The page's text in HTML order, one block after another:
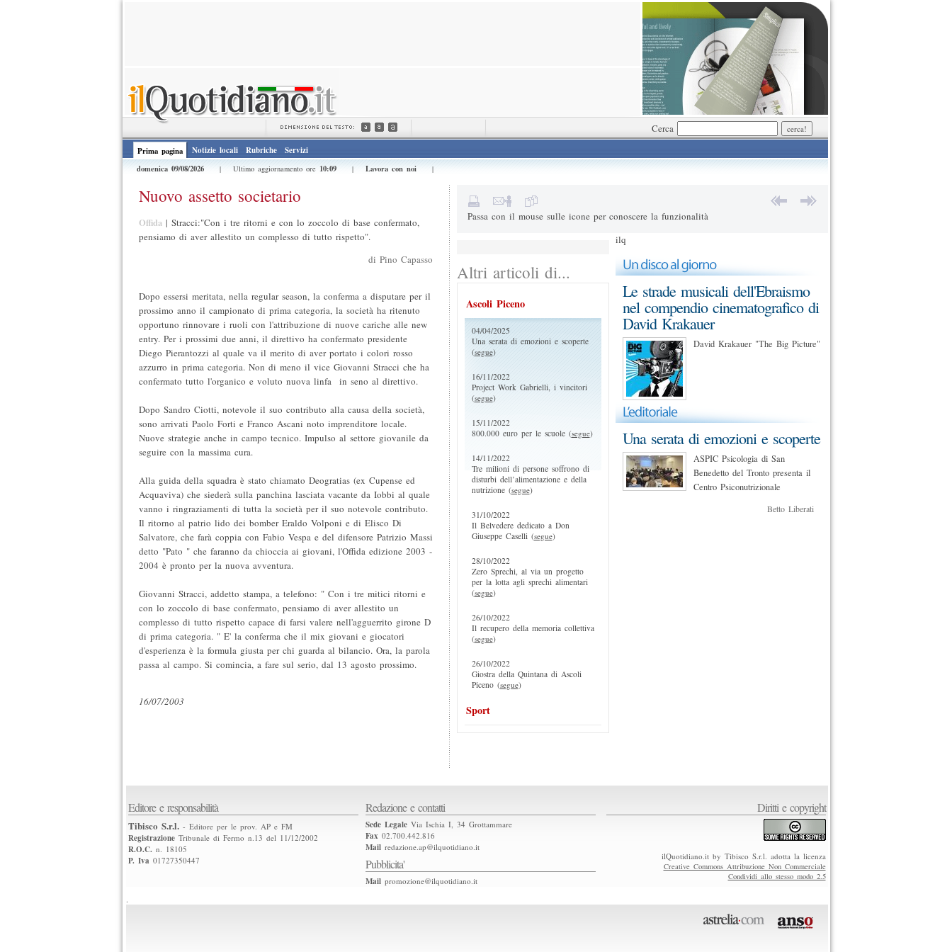
Cerca
Prima pagina Notizie locali Rubriche
Servizi
domenica 09/08/2026
| Ultimo aggiornamento ore 10:09| Lavora con noi|
Nuovo assetto societario
Offida| Stracci:"Con i tre ritorni e con lo zoccolo di base confermato,
pensiamo di aver allestito un complesso di tutto rispetto".
di Pino Capasso
Dopo essersi meritata, nella regular season, la conferma a disputare per il
prossimo anno il campionato di prima categoria, la società ha ritenuto
opportuno rinnovare i ruoli con l'attribuzione di nuove cariche alle new
entry. Per i prossimi due anni, il direttivo ha confermato presidente
Diego Pierantozzi al quale va il merito di aver portato i colori rosso
azzurro in prima categoria. Non di meno il vice Giovanni Stracci che ha
confermato tutto l'organico e voluto nuova linfa in seno al direttivo.
Dopo Sandro Ciotti, notevole il suo contributo alla causa della società,
sono arrivati Paolo Forti e Franco Ascani noto imprenditore locale.
Nuove strategie anche in campo tecnico. Impulso al settore giovanile da
seguire con la massima cura.
Alla guida della squadra è stato chiamato Deogratias (ex Cupense ed
Acquaviva) che siederà sulla panchina lasciata vacante da Iobbi al quale
vanno i ringraziamenti di tutta la società per il suo notevole contributo.
Il ritorno al patrio lido dei bomber Eraldo Volponi e di Elisco Di
Salvatore, che farà coppia con Fabio Vespa e del difensore Patrizio Massi
detto "Pato " che faranno da chioccia ai giovani, l'Offida edizione 2003 -
2004 è pronto per la nuova avventura.
Giovanni Stracci, addetto stampa, a telefono: " Con i tre mitici ritorni e
con lo zoccolo di base confermato, pensiamo di aver allestito un
complesso di tutto rispetto capace di farsi valere nell'agguerrito girone D
di prima categoria. " E' la conferma che il mix giovani e giocatori
d'esperienza è la formula giusta per chi guarda al bilancio. Ora, la parola
passa al campo. Si comincia, a fare sul serio, dal 13 agosto prossimo.
16/07/2003
Passa con il mouse sulle icone per conoscere la funzionalità
Il tuo nome *
Messaggio
Altri articoli di...
Ascoli Piceno
04/04/2025
Una serata di emozioni e scoperte
(segue)
16/11/2022
Project Work Gabrielli, i vincitori
(segue)
15/11/2022
800.000 euro per le scuole (segue)
14/11/2022
Tre milioni di persone soffrono di
disturbi dell’alimentazione e della
nutrizione (segue)
31/10/2022
Il Belvedere dedicato a Don
Giuseppe Caselli (segue)
28/10/2022
Zero Sprechi, al via un progetto
per la lotta agli sprechi alimentari
(segue)
26/10/2022
Il recupero della memoria collettiva
(segue)
26/10/2022
Giostra della Quintana di Ascoli
Piceno (segue)
Sport
ilq
Le strade musicali dell'Ebraismo
nel compendio cinematografico di
David Krakauer
David Krakauer "The Big Picture"
Una serata di emozioni e scoperte
ASPIC Psicologia di San
Benedetto del Tronto presenta il
Centro Psiconutrizionale
Betto Liberati
Editore e responsabilità
Tibisco S.r.l.- Editore per le prov. AP e FM
RegistrazioneTribunale di Fermo n.13 del 11/12/2002
R.O.C. n. 18105
P. Iva 01727350447
Redazione e contatti
Sede LegaleVia Ischia I, 34 Grottammare
Fax 02.700.442.816
Mailredazione.ap@ilquotidiano.it
Pubblicita'
Mailpromozione@ilquotidiano.it
Diritti e copyright
ilQuotidiano.it by Tibisco S.r.l. adotta la licenza
Creative Commons Attribuzione Non Commerciale
Condividi allo stesso modo 2.5
.